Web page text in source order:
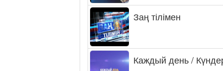
Заң тілімен
Каждый день /